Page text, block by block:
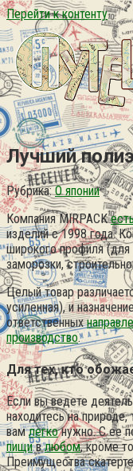
Перейти к контенту
Лучший
Рубрика: О японии
Компания MIRPACK
изделий с 1998 года.
широкого профиля
заморозки,
Целый товар
усиленная), и
ответственных
производство.
Для тех, кто
Если вы ведете
находитесь на природе,
вамлегконужно.С ее
пищивлюбом, кроме
Преимущества